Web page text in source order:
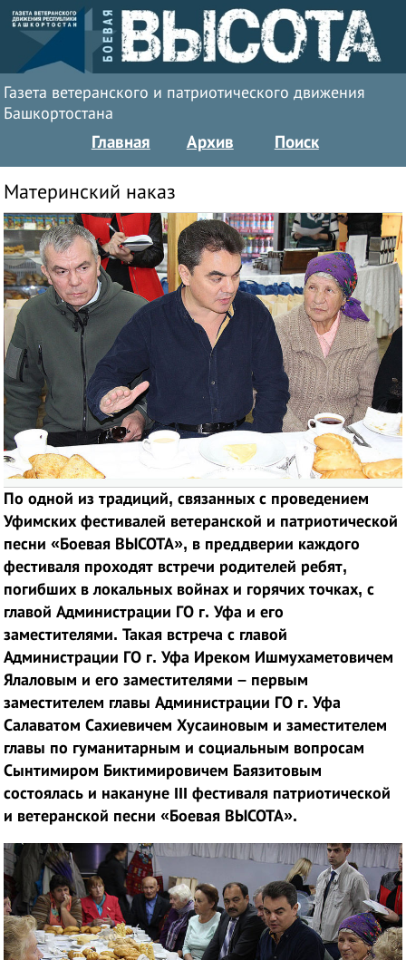
Газета ветеранского и патриотического движения
Башкортостана
Главная Архив Поиск
Материнский наказ
По одной из традиций, связанных с проведением
Уфимских фестивалей ветеранской и патриотической
песни «Боевая ВЫСОТА», в преддверии каждого
фестиваля проходят встречи родителей ребят,
погибших в локальных войнах и горячих точках, с
главой Администрации ГО г. Уфа и его
заместителями. Такая встреча с главой
Администрации ГО г. Уфа Иреком Ишмухаметовичем
Ялаловым и его заместителями – первым
заместителем главы Администрации ГО г. Уфа
Салаватом Сахиевичем Хусаиновым и заместителем
главы по гуманитарным и социальным вопросам
Сынтимиром Биктимировичем Баязитовым
состоялась и накануне III фестиваля патриотической
и ветеранской песни «Боевая ВЫСОТА».